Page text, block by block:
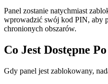
Panel zostanie natychmiast
wprowadzić swój kod PIN, aby
chronionych obszarów.
Co Jest Dostępne
Gdy panel jest zablokowany,